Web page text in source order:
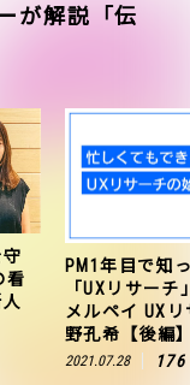
が解説「伝
看
PM1年目で知
「UXリサー
メルペイ UX
野孔希【後編
2021.07.28 176